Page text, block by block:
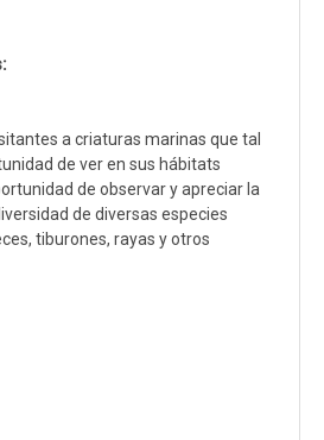
a criaturas marinas que tal
de ver en sus hábitats
de observar y apreciar la
de diversas especies
tiburones, rayas y otros